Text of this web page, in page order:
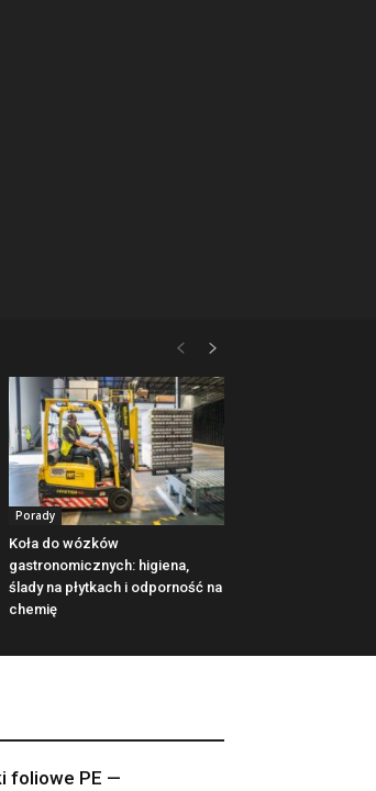
Porady
Koła do wózków
gastronomicznych: higiena,
ślady na płytkach i odporność na
chemię
foliowe PE —